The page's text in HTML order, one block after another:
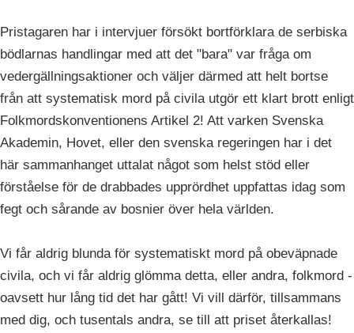
Pristagaren har i intervjuer försökt bortförklara de serbiska
bödlarnas handlingar med att det "bara" var fråga om
vedergällningsaktioner och väljer därmed att helt bortse
från att systematisk mord på civila utgör ett klart brott enligt
Folkmordskonventionens Artikel 2! Att varken Svenska
Akademin, Hovet, eller den svenska regeringen har i det
här sammanhanget uttalat något som helst stöd eller
förståelse för de drabbades upprördhet uppfattas idag som
fegt och sårande av bosnier över hela världen.
Vi får aldrig blunda för systematiskt mord på obeväpnade
civila, och vi får aldrig glömma detta, eller andra, folkmord -
oavsett hur lång tid det har gått! Vi vill därför, tillsammans
med dig, och tusentals andra, se till att priset återkallas!